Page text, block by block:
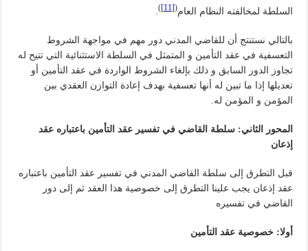
السلطة لمخالفته النظام العام(
[11]
)
بالتالي نستنتج أن للقاضي المدني دور مهم في مواجهة الشروط
التعسفية في عقد التأمين و المتمثل في السلطة الاستثنائية التي تتيح له
تجاوز الدور السابق و ذلك بإلغاء الشروط الواردة في عقد التأمين أو
تعديلها إذا ما تبين له أنها تعسفية بهدف إعادة التوازن العقدي بين
المؤمن و المؤمن له.
المحور الثاني: سلطة القاضي في تفسير عقد التأمين باعتباره عقد
إذعان
قبل التطرق إلى سلطة القاضي المدني في تفسير عقد التأمين باعتباره
عقد إذعان يجب علينا التطرق إلى خصوصية هذا العقد ثم إلى دور
القاضي في تفسيره
أولا: خصوصية عقد التأمين